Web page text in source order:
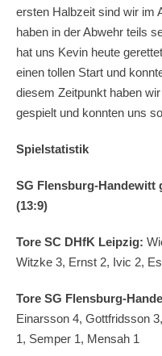
ersten Halbzeit sind wir im
haben in der Abwehr teils
hat uns Kevin heute
einen tollen Start und
diesem Zeitpunkt haben
gespielt und konnten uns
Spielstatistik
SG Flensburg-Handewitt
(13:9)
Tore SC DHfK Leipzig:
Witzke 3, Ernst 2, Ivic 2,
Tore SG Flensburg-
Einarsson 4, Gottfridsson
1, Semper 1, Mensah 1